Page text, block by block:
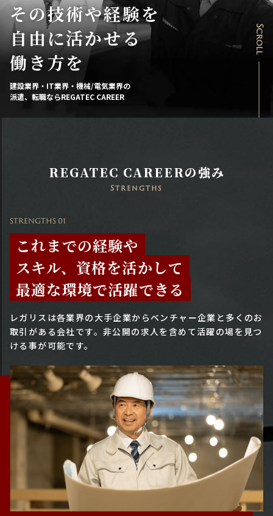
Scroll
その技術や経験を
自由に活かせる
働き方を
建設業界・IT業界・機械/電気業界の
派遣、転職ならREGATEC CAREER
REGATEC CAREERの強み
Strengths
STRENGTHS 01
これまでの経験や
スキル、資格を活かして
最適な環境で活躍できる
レガリスは各業界の大手企業からベンチャー企業と多くのお
取引がある会社です。 非公開の求人を含めて活躍の場を見つ
ける事が可能です。